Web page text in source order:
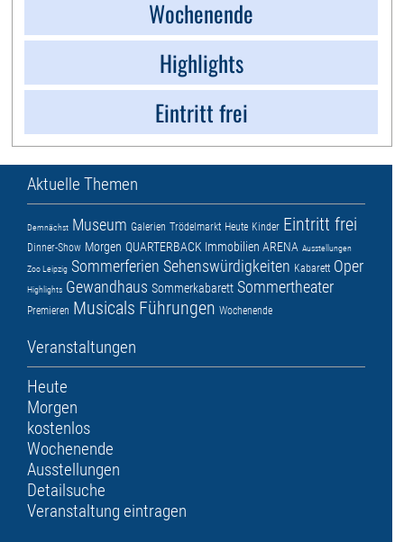
Wochenende
Highlights
Eintritt frei
Aktuelle Themen
Demnächst Museum Galerien Trödelmarkt Heute Kinder Eintritt frei
Dinner-Show Morgen QUARTERBACK Immobilien ARENA Ausstellungen
Zoo Leipzig Sommerferien Sehenswürdigkeiten Kabarett Oper
Highlights Gewandhaus Sommerkabarett Sommertheater
Premieren Musicals Führungen Wochenende
Veranstaltungen
Heute
Morgen
kostenlos
Wochenende
Ausstellungen
Detailsuche
Veranstaltung eintragen